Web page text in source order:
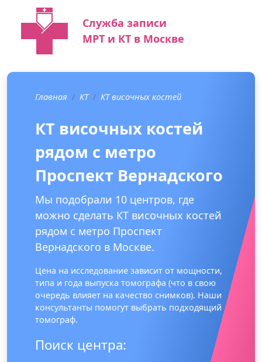
Служба записи
МРТ и КТ в Москве
Главная КТ КТ височных костей
КТ височных костей
рядом с метро
Проспект Вернадского
Мы подобрали 10 центров, где
можно сделать КТ височных костей
рядом с метро Проспект
Вернадского в Москве.
Цена на исследование зависит от мощности,
типа и года выпуска томографа (что в свою
очередь влияет на качество снимков). Наши
консультанты помогут выбрать подходящий
томограф.
Поиск центра: